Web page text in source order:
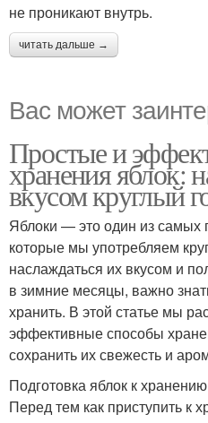
не проникают внутрь.
читать дальше →
Вас может
Простые и
хранения яблок:
вкусом круглый
Яблоки — это один из самых
которые мы употребляем
наслаждаться их вкусом и
в зимние месяцы, важно
хранить. В этой статье мы
эффективные способы
сохранить их свежесть и
Подготовка яблок к хранению
Перед тем как приступить к